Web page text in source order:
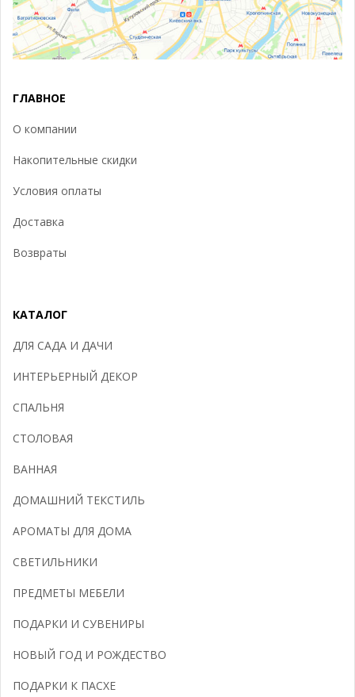
ГЛАВНОЕ
О компании
Накопительные скидки
Условия оплаты
Доставка
Возвраты
КАТАЛОГ
ДЛЯ САДА И ДАЧИ
ИНТЕРЬЕРНЫЙ ДЕКОР
СПАЛЬНЯ
СТОЛОВАЯ
ВАННАЯ
ДОМАШНИЙ ТЕКСТИЛЬ
АРОМАТЫ ДЛЯ ДОМА
СВЕТИЛЬНИКИ
ПРЕДМЕТЫ МЕБЕЛИ
ПОДАРКИ И СУВЕНИРЫ
НОВЫЙ ГОД И РОЖДЕСТВО
ПОДАРКИ К ПАСХЕ